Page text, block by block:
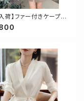
荷】ファー付きケープコ